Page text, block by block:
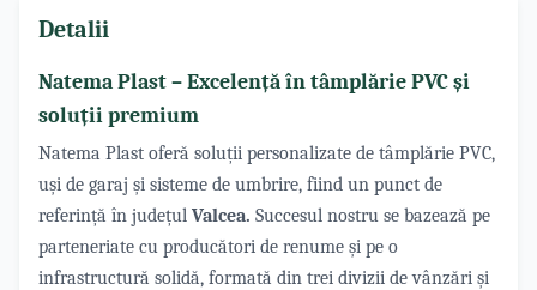
Detalii
Natema Plast – Excelență în tâmplărie PVC și
soluții premium
Natema Plast oferă soluții personalizate de tâmplărie PVC,
uși de garaj și sisteme de umbrire, fiind un punct de
referință în județul Valcea. Succesul nostru se bazează pe
parteneriate cu producători de renume și pe o
infrastructură solidă, formată din trei divizii de vânzări și